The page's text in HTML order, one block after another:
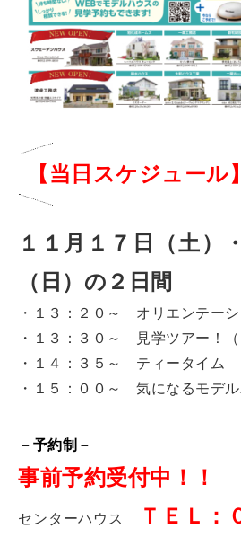
【当日スケジュール】
１１月１７日（土）
（日）の２日間
・１３：２０～ オリエンテーシ
・１３：３０～ 見学ツアー！（
・１４：３５～ ティータイム
・１５：００～ 気になるモデ
－予約制－
事前予約受付中！！
センターハウス ＴＥＬ：